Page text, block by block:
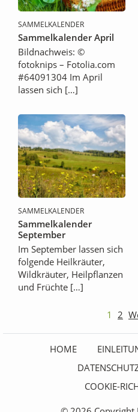
SAMMELKALENDER
Sammelkalender April
Bildnachweis: ©
fotoknips – Fotolia.com
#64091304 Im April
lassen sich […]
SAMMELKALENDER
Sammelkalender
September
Im September lassen sich
folgende Heilkräuter,
Wildkräuter, Heilpflanzen
und Früchte […]
1 2
HOME
COOKIE-